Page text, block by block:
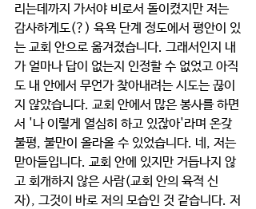
리는데까지 가서야 비로서 돌이켰지만 저는
감사하게도(?) 육욕 단계 정도에서 평안이 있
는 교회 안으로 옮겨졌습니다. 그래서인지 내
가 얼마나 답이 없는지 인정할 수 없었고 아직
도 내 안에서 무언가 찾아내려는 시도는 끊이
지 않았습니다. 교회 안에서 많은 봉사를 하면
서 '나 이렇게 열심히 하고 있잖아'라며 온갖
불평, 불만이 올라올 수 있었습니다. 네, 저는
맏아들입니다. 교회 안에 있지만 거듭나지 않
고 회개하지 않은 사람(교회 안의 육적 신
자), 그것이 바로 저의 모습인 것 같습니다. 저